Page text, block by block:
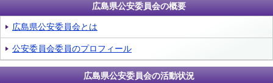
広島県公安委員会の概要
広島県公安委員会とは
公安委員会委員のプロフィール
広島県公安委員会の活動状況